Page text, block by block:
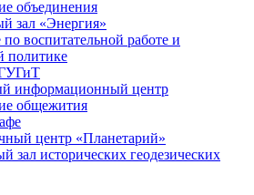
объединения
зал «Энергия»
воспитательной работе и
политике
информационный центр
общежития
центр «Планетарий»
зал исторических геодезических